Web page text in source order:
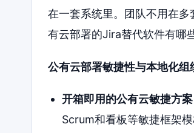
在一套系统里。团队不用在
有云部署的Jira替代软件有哪
公有云部署敏捷性与本地化组
开箱即用的公有云敏捷方案
Scrum和看板等敏捷框架